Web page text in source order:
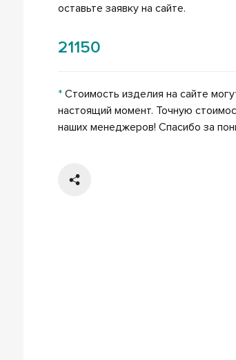
оставьте заявку на сайте.
21150
* Стоимость изделия на сайте
настоящий момент. Точную
наших менеджеров! Спасибо за